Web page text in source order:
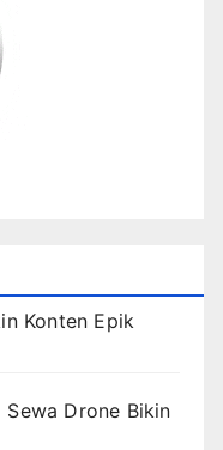
Konten Epik
Drone Bikin